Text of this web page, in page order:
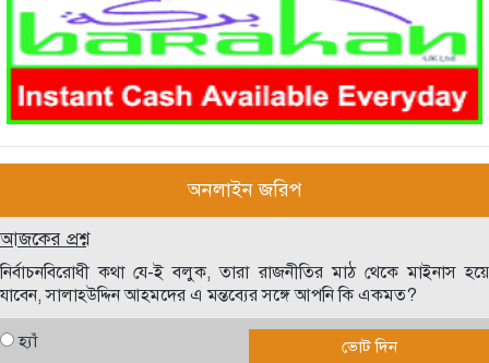
অনলাইন জরিপ
আজকের প্রশ্ন
নির্বাচনবিরোধী কথা যে-ই বলুক, তারা রাজনীতির মাঠ থেকে মাইনাস হয়ে
যাবেন, সালাহউদ্দিন আহমদের এ মন্তব্যের সঙ্গে আপনি কি একমত?
হ্যাঁ
ভোট দিন